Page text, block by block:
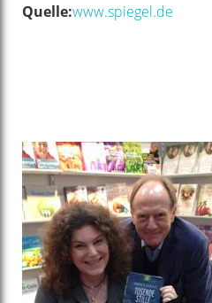
Quelle:www.spiegel.de